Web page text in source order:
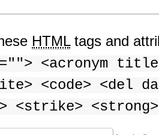
HTMLtags and
<acronym
<code> <del
<strike> <strong>